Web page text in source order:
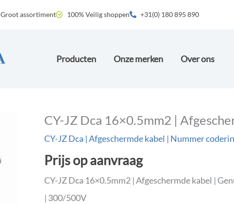
Groot assortiment 100% Veilig shoppen +31(0) 180 895 890
Producten Onze merken Over ons
CY-JZ Dca 16×0.5mm2 |
CY-JZ Dca | Afgeschermde kabel | Nummer
Prijs op aanvraag
CY-JZ Dca 16×0.5mm2 | Afgeschermde kabel |
| 300/500V